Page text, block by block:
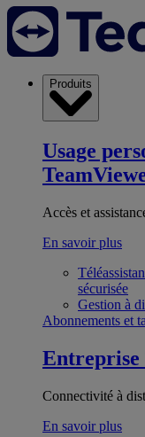
Produits
Usage
Accès et
En savoir plus
sécurisée
Gestion à
Abonnements et
Entreprise
Connectivité à
En savoir plus